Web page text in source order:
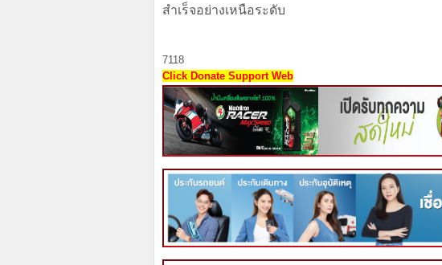
สำเร็จอย่างเหนือระดับ
7118
Click Donate Support Web